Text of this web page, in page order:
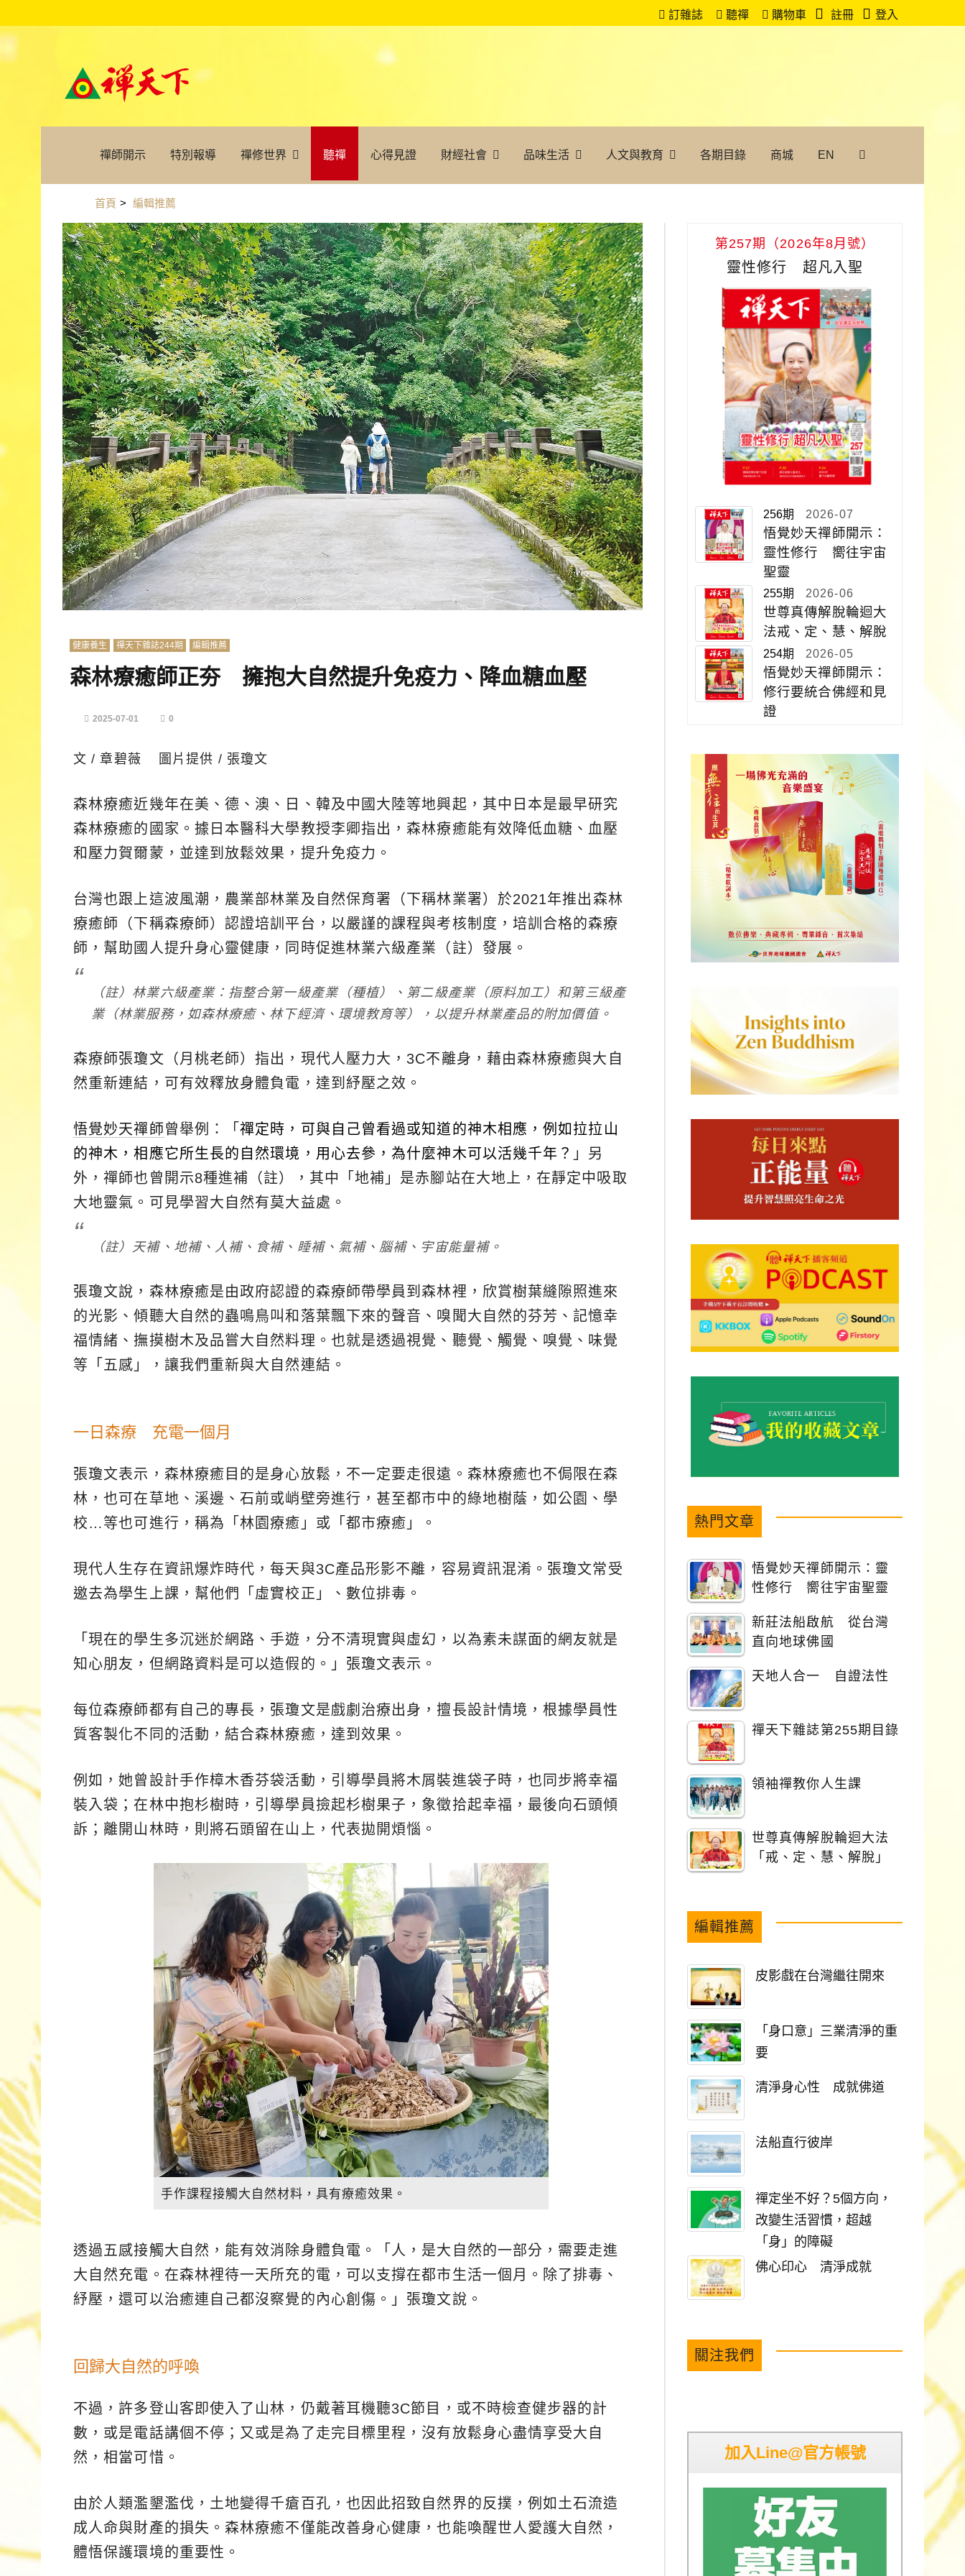
訂雜誌 聽禪 購物車 註冊 登入
禪師開示 特別報導 禪修世界 聽禪 心得見證 財經社會 品味生活 人文與教育 各期目錄 商城 EN
首頁 > 編輯推薦
健康養生 禪天下雜誌244期 編輯推薦
森林療癒師正夯 擁抱大自然提升免疫力、降血糖血壓
2025-07-01 0
文 / 章碧薇 圖片提供 / 張瓊文
森林療癒近幾年在美、德、澳、日、韓及中國大陸等地興起，其中日本是最早研究
森林療癒的國家。據日本醫科大學教授李卿指出，森林療癒能有效降低血糖、血壓
和壓力賀爾蒙，並達到放鬆效果，提升免疫力。
台灣也跟上這波風潮，農業部林業及自然保育署（下稱林業署）於2021年推出森林
療癒師（下稱森療師）認證培訓平台，以嚴謹的課程與考核制度，培訓合格的森療
師，幫助國人提升身心靈健康，同時促進林業六級產業（註）發展。
（註）林業六級產業：指整合第一級產業（種植）、第二級產業（原料加工）和第三級產
業（林業服務，如森林療癒、林下經濟、環境教育等），以提升林業產品的附加價值。
森療師張瓊文（月桃老師）指出，現代人壓力大，3C不離身，藉由森林療癒與大自
然重新連結，可有效釋放身體負電，達到紓壓之效。
悟覺妙天禪師曾舉例：「禪定時，可與自己曾看過或知道的神木相應，例如拉拉山
的神木，相應它所生長的自然環境，用心去參，為什麼神木可以活幾千年？ 」另
外，禪師也曾開示8種進補（註），其中「地補」是赤腳站在大地上，在靜定中吸取
大地靈氣。可見學習大自然有莫大益處。
（註）天補、地補、人補、食補、睡補、氣補、腦補、宇宙能量補。
張瓊文說，森林療癒是由政府認證的森療師帶學員到森林裡，欣賞樹葉縫隙照進來
的光影、傾聽大自然的蟲鳴鳥叫和落葉飄下來的聲音、嗅聞大自然的芬芳、記憶幸
福情緒、撫摸樹木及品嘗大自然料理。也就是透過視覺、聽覺、觸覺、嗅覺、味覺
等「五感」，讓我們重新與大自然連結。
一日森療 充電一個月
張瓊文表示，森林療癒目的是身心放鬆，不一定要走很遠。森林療癒也不侷限在森
林，也可在草地、溪邊、石前或峭壁旁進行，甚至都市中的綠地樹蔭，如公園、學
校…等也可進行，稱為「林園療癒」或「都市療癒」。
現代人生存在資訊爆炸時代，每天與3C產品形影不離，容易資訊混淆。張瓊文常受
邀去為學生上課，幫他們「虛實校正」、數位排毒。
「現在的學生多沉迷於網路、手遊，分不清現實與虛幻，以為素未謀面的網友就是
知心朋友，但網路資料是可以造假的。」張瓊文表示。
每位森療師都有自己的專長，張瓊文是戲劇治療出身，擅長設計情境，根據學員性
質客製化不同的活動，結合森林療癒，達到效果。
例如，她曾設計手作樟木香芬袋活動，引導學員將木屑裝進袋子時，也同步將幸福
裝入袋；在林中抱杉樹時，引導學員撿起杉樹果子，象徵拾起幸福，最後向石頭傾
訴；離開山林時，則將石頭留在山上，代表拋開煩惱。
手作課程接觸大自然材料，具有療癒效果。
透過五感接觸大自然，能有效消除身體負電。「人，是大自然的一部分，需要走進
大自然充電。在森林裡待一天所充的電，可以支撐在都市生活一個月。除了排毒、
紓壓，還可以治癒連自己都沒察覺的內心創傷。」張瓊文說。
回歸大自然的呼喚
不過，許多登山客即使入了山林，仍戴著耳機聽3C節目，或不時檢查健步器的計
數，或是電話講個不停；又或是為了走完目標里程，沒有放鬆身心盡情享受大自
然，相當可惜。
由於人類濫墾濫伐，土地變得千瘡百孔，也因此招致自然界的反撲，例如土石流造
成人命與財產的損失。森林療癒不僅能改善身心健康，也能喚醒世人愛護大自然，
體悟保護環境的重要性。
第257期（2026年8月號）
靈性修行 超凡入聖
256期 2026-07
悟覺妙天禪師開示：
靈性修行 嚮往宇宙
聖靈
255期 2026-06
世尊真傳解脫輪迴大
法戒、定、慧、解脫
254期 2026-05
悟覺妙天禪師開示：
修行要統合佛經和見
證
熱門文章
悟覺妙天禪師開示：靈
性修行 嚮往宇宙聖靈
新莊法船啟航 從台灣
直向地球佛國
天地人合一 自證法性
禪天下雜誌第255期目錄
領袖禪教你人生課
世尊真傳解脫輪迴大法
「戒、定、慧、解脫」
編輯推薦
皮影戲在台灣繼往開來
「身口意」三業清淨的重
要
清淨身心性 成就佛道
法船直行彼岸
禪定坐不好？5個方向，
改變生活習慣，超越
「身」的障礙
佛心印心 清淨成就
關注我們
加入Line@官方帳號